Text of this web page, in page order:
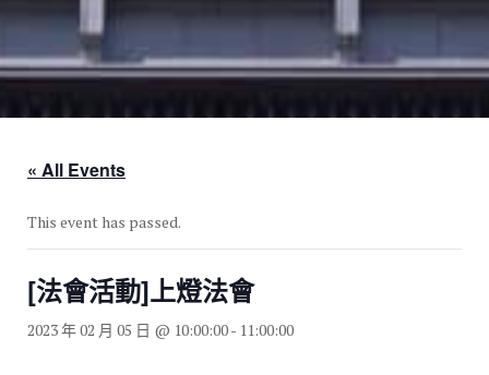
« All Events
This event has passed.
[法會活動]上燈法會
2023 年 02 月 05 日 @ 10:00:00- 11:00:00